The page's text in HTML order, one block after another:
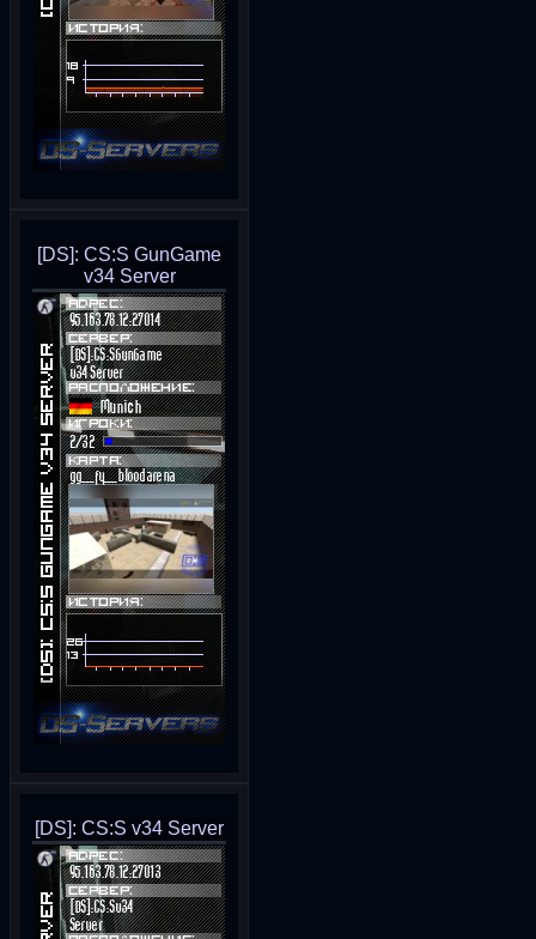
[DS]: CS:S GunGame
v34 Server
[DS]: CS:S v34 Server